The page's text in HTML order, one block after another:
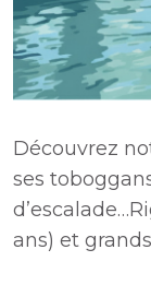
Découvrez
ses
ans) et